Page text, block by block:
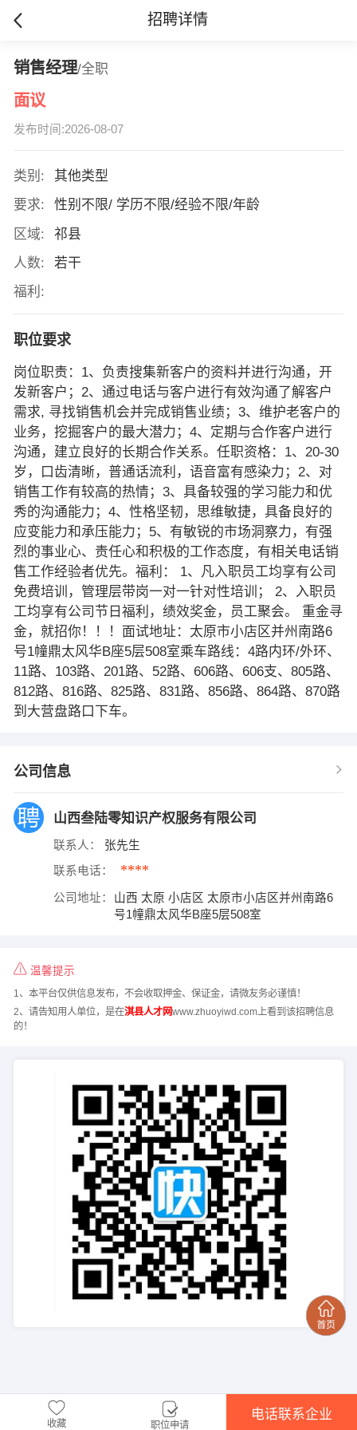
招聘详情
销售经理/全职
面议
发布时间:2026-08-07
类别:
其他类型
要求:
性别不限/ 学历不限/经验不限/年龄
区域:
祁县
人数:
若干
福利:
职位要求
岗位职责：1、负责搜集新客户的资料并进行沟通，开
发新客户；2、通过电话与客户进行有效沟通了解客户
需求, 寻找销售机会并完成销售业绩；3、维护老客户的
业务，挖掘客户的最大潜力；4、定期与合作客户进行
沟通，建立良好的长期合作关系。任职资格：1、20-30
岁，口齿清晰，普通话流利，语音富有感染力；2、对
销售工作有较高的热情；3、具备较强的学习能力和优
秀的沟通能力；4、性格坚韧，思维敏捷，具备良好的
应变能力和承压能力；5、有敏锐的市场洞察力，有强
烈的事业心、责任心和积极的工作态度，有相关电话销
售工作经验者优先。福利： 1、凡入职员工均享有公司
免费培训，管理层带岗一对一针对性培训； 2、入职员
工均享有公司节日福利，绩效奖金，员工聚会。 重金寻
金，就招你！！！面试地址：太原市小店区并州南路6
号1幢鼎太风华B座5层508室乘车路线：4路内环/外环、
11路、103路、201路、52路、606路、606支、805路、
812路、816路、825路、831路、856路、864路、870路
到大营盘路口下车。
公司信息
山西叁陆零知识产权服务有限公司
联系人： 张先生
联系电话： ****
公司地址：
山西 太原 小店区 太原市小店区并州南路6
号1幢鼎太风华B座5层508室
温馨提示
1、本平台仅供信息发布，不会收取押金、保证金，请微友务必谨慎！
2、请告知用人单位，是在淇县人才网www.zhuoyiwd.com上看到该招聘信息
的！
收藏 职位申请
电话联系企业